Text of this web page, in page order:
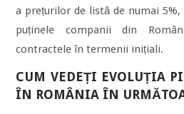
a prețurilor de listă de numai
puținele companii din
contractele în termenii inițiali.
CUM VEDEȚI EVOLUȚIA
ÎN ROMÂNIA ÎN